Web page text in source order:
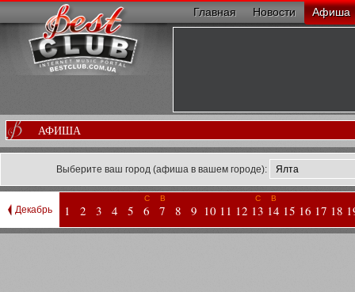
Главная Новости Афиша
АФИША
Выберите ваш город (афиша в вашем городе):
Декабрь 1 2 3 4 5
С
6
В
7 8 9 10 11 12
С
13
В
14 15 16 17 18